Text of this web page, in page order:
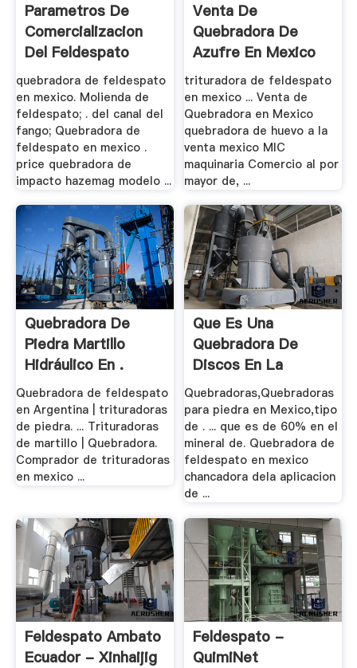
Parametros De
Comercializacion
Del Feldespato
quebradora de feldespato
en mexico. Molienda de
feldespato; . del canal del
fango; Quebradora de
feldespato en mexico .
price quebradora de
impacto hazemag modelo ...
Venta De
Quebradora De
Azufre En Mexico
trituradora de feldespato
en mexico ... Venta de
Quebradora en Mexico
quebradora de huevo a la
venta mexico MIC
maquinaria Comercio al por
mayor de, ...
Quebradora De
Piedra Martillo
Hidráulico En .
Quebradora de feldespato
en Argentina | trituradoras
de piedra. ... Trituradoras
de martillo | Quebradora.
Comprador de trituradoras
en mexico ...
Que Es Una
Quebradora De
Discos En La
Industria
Quebradoras,Quebradoras
para piedra en Mexico,tipo
de . ... que es de 60% en el
mineral de. Quebradora de
feldespato en mexico
chancadora dela aplicacion
de ...
Feldespato Ambato
Ecuador - Xinhaijig
Feldespato -
QuimiNet